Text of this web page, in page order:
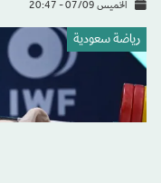
الخميس 07/09 - 20:47
رياضة سعودية